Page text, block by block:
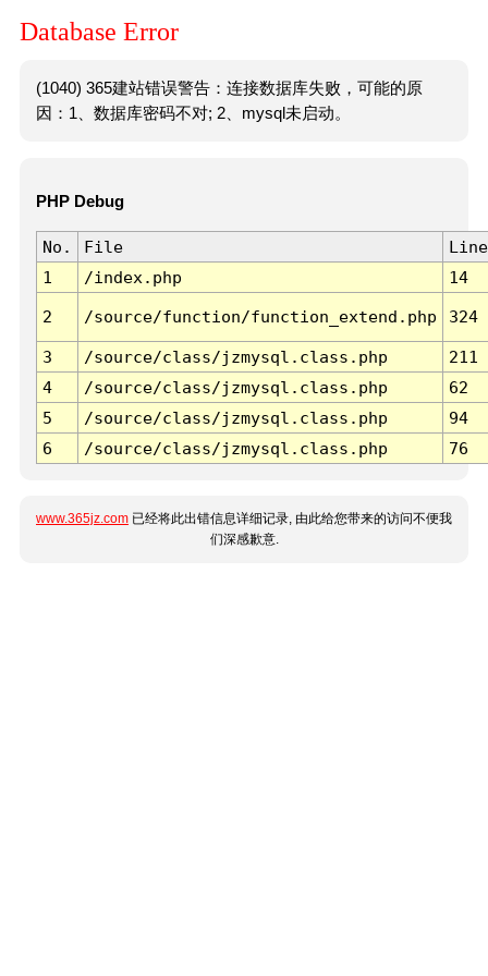
Database Error
(1040) 365建站错误警告：连接数据库失败，可能的原
因：1、数据库密码不对; 2、mysql未启动。
PHP Debug
No. File
Line
1
/index.php 14
2 /source/function/function_extend.php 324
3 /source/class/jzmysql.class.php
211
4
/source/class/jzmysql.class.php
62
5
/source/class/jzmysql.class.php
94
6
/source/class/jzmysql.class.php 76
www.365jz.com 已经将此出错信息详细记录, 由此给您带来的访问不便我
们深感歉意.